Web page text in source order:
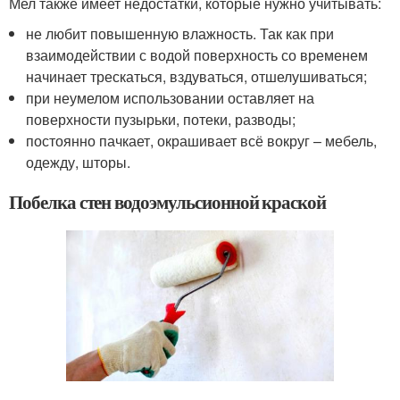
не любит повышенную влажность. Так как при
взаимодействии с водой поверхность со временем
начинает трескаться, вздуваться, отшелушиваться;
при неумелом использовании оставляет на
поверхности пузырьки, потеки, разводы;
постоянно пачкает, окрашивает всё вокруг – мебель,
одежду, шторы.
Побелка стен водоэмульсионной краской